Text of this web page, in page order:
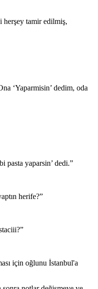
herşey tamir edilmiş,
‘Yaparmisin’ dedim, oda
pasta yaparsin’ dedi.”
herife?”
için oğlunu İstanbul'a